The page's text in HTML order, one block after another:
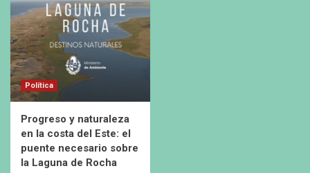
Política
Progreso y naturaleza
en la costa del Este: el
puente necesario sobre
la Laguna de Rocha